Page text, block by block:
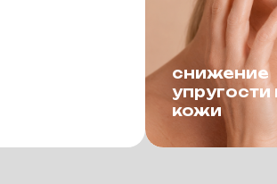
снижение
упругости
кожи